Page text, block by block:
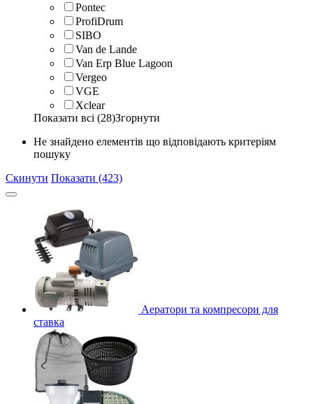
Pontec
ProfiDrum
SIBO
Van de Lande
Van Erp Blue Lagoon
Vergeo
VGE
Xclear
Показати всі (28)Згорнути
Не знайдено елементів що відповідають критеріям
пошуку
Скинути Показати (423)
Аератори та компресори для
ставка